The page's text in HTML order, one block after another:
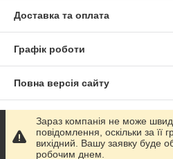
Доставка та оплата
Графік роботи
Повна версія сайту
Сайт створено на маркетплейсі
Політика конфіденційності
Зараз компанія не може
повідомлення, оскільки за її
вихідний. Вашу заявку буде
робочим днем.